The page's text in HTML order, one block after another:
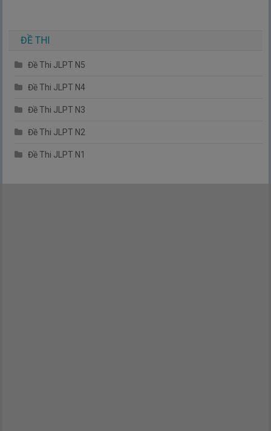
ĐỀ THI
Đề Thi JLPT N5
Đề Thi JLPT N4
Đề Thi JLPT N3
Đề Thi JLPT N2
Đề Thi JLPT N1